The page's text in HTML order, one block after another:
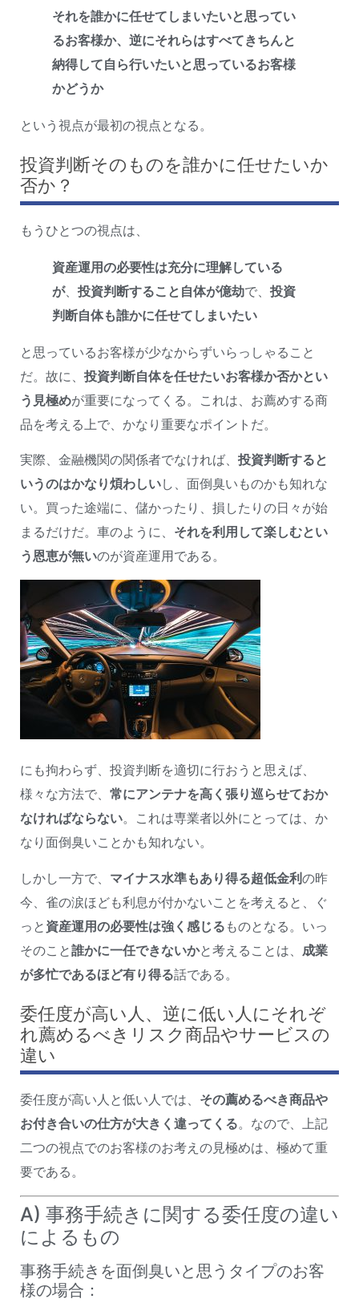
それを誰かに任せてしまいたいと思ってい
るお客様か、逆にそれらはすべてきちんと
納得して自ら行いたいと思っているお客様
かどうか
という視点が最初の視点となる。
投資判断そのものを誰かに任せたいか
否か？
もうひとつの視点は、
資産運用の必要性は充分に理解している
が、 投資判断すること自体が億劫で、 投資
判断自体も誰かに任せてしまいたい
と思っているお客様が少なからずいらっしゃること
だ。故に、 投資判断自体を任せたいお客様か否かとい
う見極めが重要になってくる。これは、お薦めする商
品を考える上で、かなり重要なポイントだ。
実際、金融機関の関係者でなければ、 投資判断すると
いうのはかなり煩わしいし、面倒臭いものかも知れな
い。買った途端に、儲かったり、損したりの日々が始
まるだけだ。車のように、 それを利用して楽しむとい
う恩恵が無いのが資産運用である。
にも拘わらず、投資判断を適切に行おうと思えば、
様々な方法で、 常にアンテナを高く張り巡らせておか
なければならない。これは専業者以外にとっては、か
なり面倒臭いことかも知れない。
しかし一方で、 マイナス水準もあり得る超低金利の昨
今、雀の涙ほども利息が付かないことを考えると、ぐ
っと 資産運用の必要性は強く感じる ものとなる。いっ
そのこと誰かに一任できないかと考えることは、 成業
が多忙であるほど有り得る話である。
委任度が高い人、逆に低い人にそれぞ
れ薦めるべきリスク商品やサービスの
違い
委任度が高い人と低い人では、 その薦めるべき商品や
お付き合いの仕方が大きく違ってくる。なので、上記
二つの視点でのお客様のお考えの見極めは、極めて重
要である。
A) 事務手続きに関する委任度の違い
によるもの
事務手続きを面倒臭いと思うタイプのお客
様の場合：